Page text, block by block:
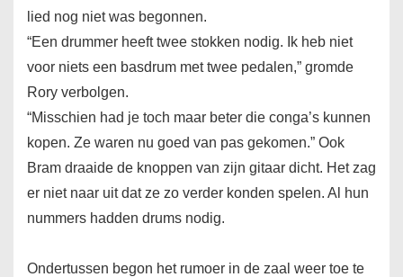
lied nog niet was begonnen.
“Een drummer heeft twee stokken nodig. Ik heb niet
voor niets een basdrum met twee pedalen,” gromde
Rory verbolgen.
“Misschien had je toch maar beter die conga’s kunnen
kopen. Ze waren nu goed van pas gekomen.” Ook
Bram draaide de knoppen van zijn gitaar dicht. Het zag
er niet naar uit dat ze zo verder konden spelen. Al hun
nummers hadden drums nodig.
Ondertussen begon het rumoer in de zaal weer toe te